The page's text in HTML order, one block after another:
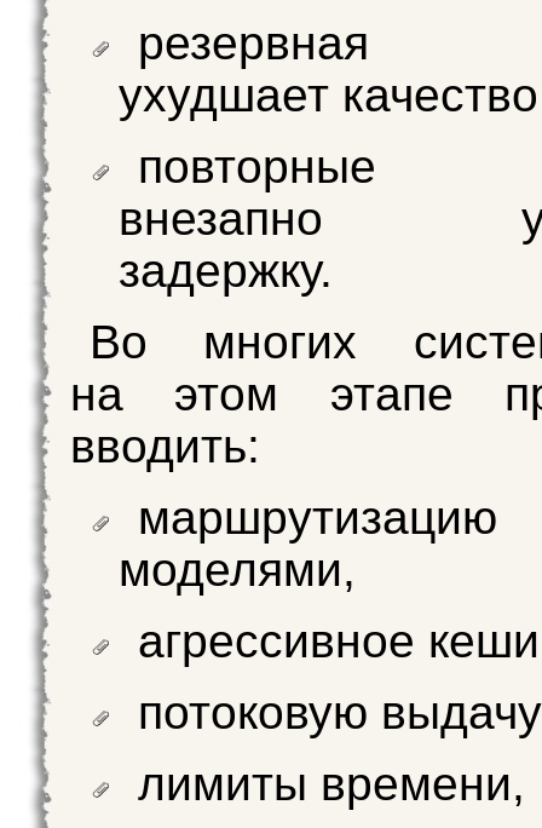
резервная
ухудшает
повторные
внезапно
задержку.
Во многих
на этом этапе
вводить:
моделями,
агрессивное
потоковую
лимиты времени,